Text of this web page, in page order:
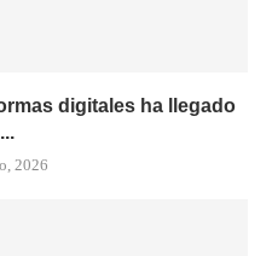
digitales ha llegado
2026